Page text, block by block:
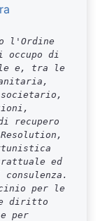
l'Ordine
occupo di
e, tra le
recupero
ed
per le
diritto
per